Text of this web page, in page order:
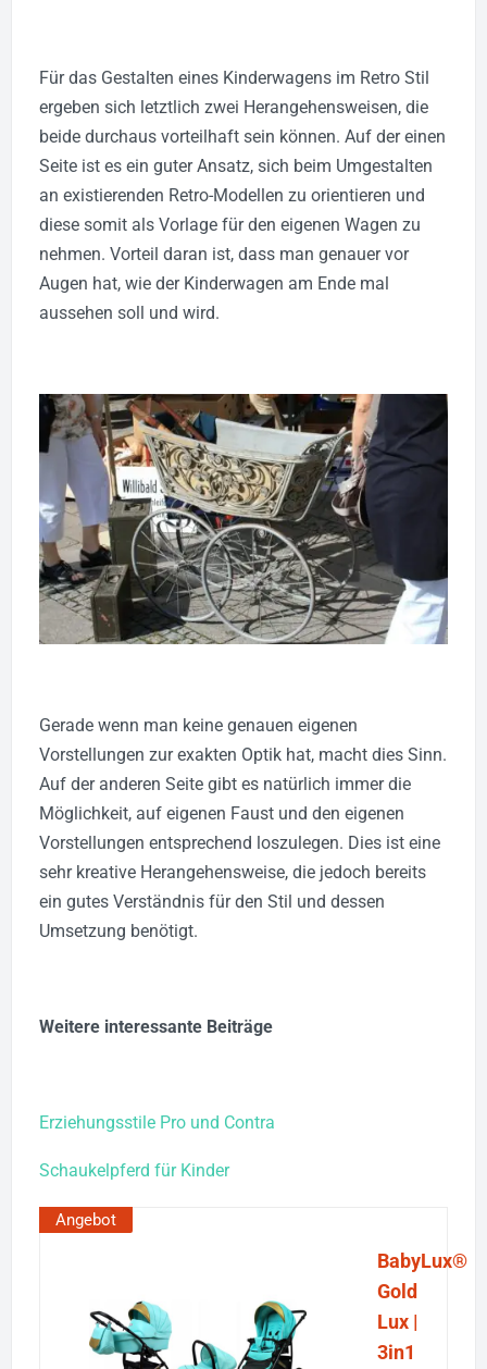
Für das Gestalten eines Kinderwagens im Retro Stil
ergeben sich letztlich zwei Herangehensweisen, die
beide durchaus vorteilhaft sein können. Auf der einen
Seite ist es ein guter Ansatz, sich beim Umgestalten
an existierenden Retro-Modellen zu orientieren und
diese somit als Vorlage für den eigenen Wagen zu
nehmen. Vorteil daran ist, dass man genauer vor
Augen hat, wie der Kinderwagen am Ende mal
aussehen soll und wird.
Gerade wenn man keine genauen eigenen
Vorstellungen zur exakten Optik hat, macht dies Sinn.
Auf der anderen Seite gibt es natürlich immer die
Möglichkeit, auf eigenen Faust und den eigenen
Vorstellungen entsprechend loszulegen. Dies ist eine
sehr kreative Herangehensweise, die jedoch bereits
ein gutes Verständnis für den Stil und dessen
Umsetzung benötigt.
Weitere interessante Beiträge
Erziehungsstile Pro und Contra
Schaukelpferd für Kinder
Angebot
BabyLux®
Gold
Lux |
3in1